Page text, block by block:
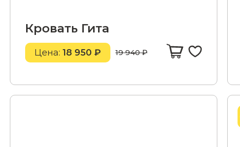
Кровать Гита
Цена: 18 950 ₽ 19 940 ₽